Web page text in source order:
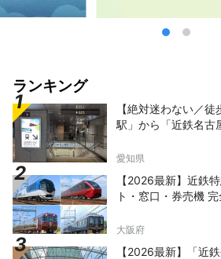
ランキング
【絶対迷わない／
駅」から「近鉄名古
愛知県
【2026最新】近鉄
ト・窓口・券売機
大阪府
【2026最新】「近